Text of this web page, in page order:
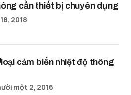
cần thiết bị chuyên dụng
2018
cảm biến nhiệt độ thông
một 2, 2016